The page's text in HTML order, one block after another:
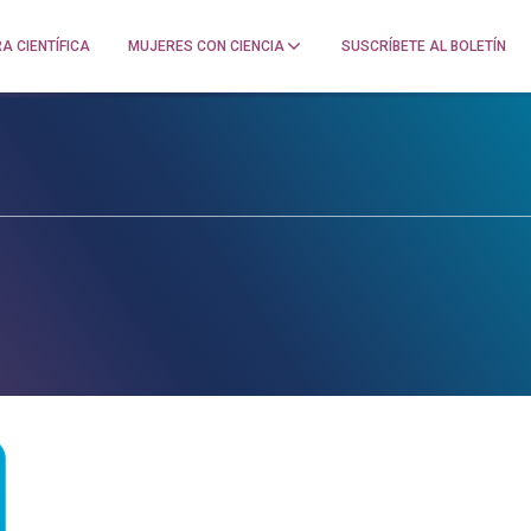
CIENTÍFICA MUJERES CON CIENCIA SUSCRÍBETE AL BOLETÍN